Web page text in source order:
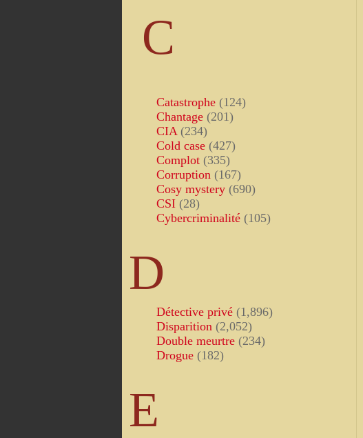
C
Catastrophe (124)
Chantage (201)
CIA (234)
Cold case (427)
Complot (335)
Corruption (167)
Cosy mystery (690)
CSI (28)
Cybercriminalité (105)
D
Détective privé (1,896)
Disparition (2,052)
Double meurtre (234)
Drogue (182)
E